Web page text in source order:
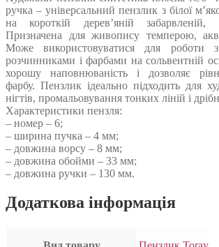
ручка – універсальний пензлик з білої
на короткій дерев’яній забарвленій,
Призначена для живопису темперою,
Може використовуватися для роботи з
розчинниками і фарбами на сольвентній
хорошу наповнюваність і дозволяє
фарбу. Пензлик ідеально підходить для
нігтів, промальовування тонких ліній і
Характеристики пензля:
– номер – 6;
– ширина пучка – 4 мм;
– довжина ворсу – 8 мм;
– довжина обойми – 33 мм;
– довжина ручки – 130 мм.
Додаткова інформація